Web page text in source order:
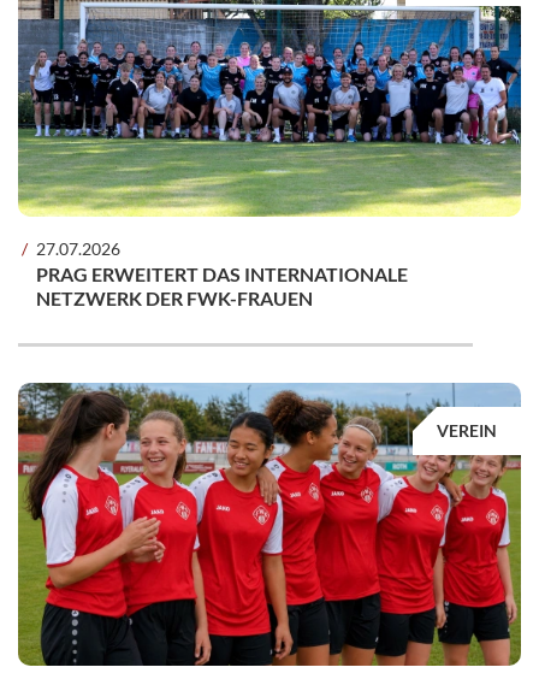
27.07.2026
PRAG ERWEITERT DAS INTERNATIONALE
NETZWERK DER FWK-FRAUEN
VEREIN